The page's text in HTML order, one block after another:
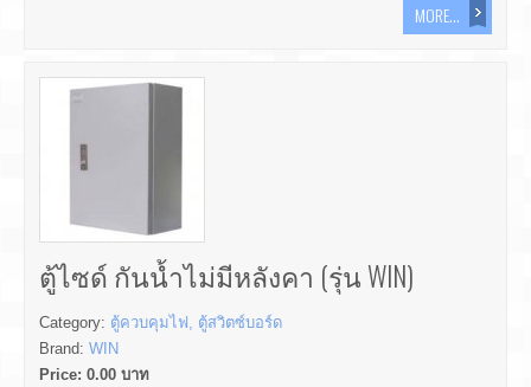
MORE...
ตู้ไซด์ กันน้ำไม่มีหลังคา (รุ่น WIN)
Category: ตู้ควบคุมไฟ, ตู้สวิตซ์บอร์ด
Brand: WIN
Price: 0.00 บาท